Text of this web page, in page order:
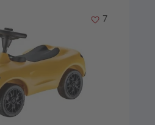
Merken
7